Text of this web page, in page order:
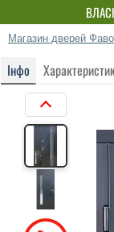
Магазин дверей
Інфо